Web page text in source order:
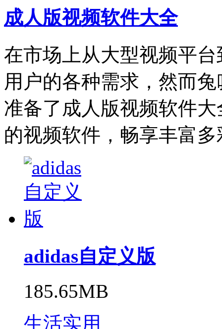
成人版视频软件大全
在市场上从大型视频平
用户的各种需求，然而
准备了成人版视频软件
的视频软件，畅享丰富
adidas自定义版
185.65MB
生活实用